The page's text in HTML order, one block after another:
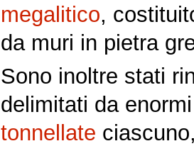
megalitico,
da muri in pietra
Sono inoltre stati
delimitati da
tonnellate